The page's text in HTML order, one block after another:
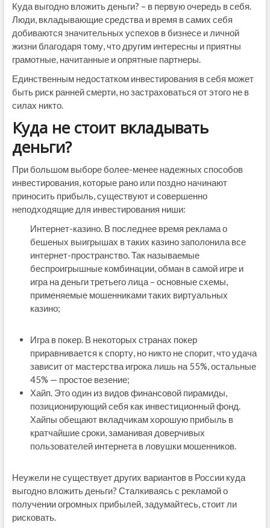
Куда выгодно вложить деньги? – в первую очередь в себя.
Люди, вкладывающие средства и время в самих себя
добиваются значительных успехов в бизнесе и личной
жизни благодаря тому, что другим интересны и приятны
грамотные, начитанные и опрятные партнеры.
Единственным недостатком инвестирования в себя может
быть риск ранней смерти, но застраховаться от этого не в
силах никто.
Куда не стоит вкладывать
деньги?
При большом выборе более-менее надежных способов
инвестирования, которые рано или поздно начинают
приносить прибыль, существуют и совершенно
неподходящие для инвестирования ниши:
Интернет-казино. В последнее время реклама о
бешеных выигрышах в таких казино заполонила все
интернет-пространство. Так называемые
беспроигрышные комбинации, обман в самой игре и
игра на деньги третьего лица – основные схемы,
применяемые мошенниками таких виртуальных
казино;
Игра в покер. В некоторых странах покер
приравнивается к спорту, но никто не спорит, что удача
зависит от мастерства игрока лишь на 55%, остальные
45% — простое везение;
Хайп. Это один из видов финансовой пирамиды,
позиционирующий себя как инвестиционный фонд.
Хайпы обещают вкладчикам хорошую прибыль в
кратчайшие сроки, заманивая доверчивых
пользователей интернета в ловушки мошенников.
Неужели не существует других вариантов в России куда
выгодно вложить деньги? Сталкиваясь с рекламой о
получении огромных прибылей, задумайтесь, стоит ли
рисковать.